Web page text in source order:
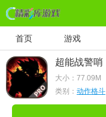
首页 游戏
超能战警哨
大小： 77.09M
类别： 动作格斗